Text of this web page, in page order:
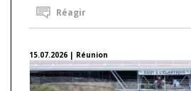
Réagir
15.07.2026 | Réunion